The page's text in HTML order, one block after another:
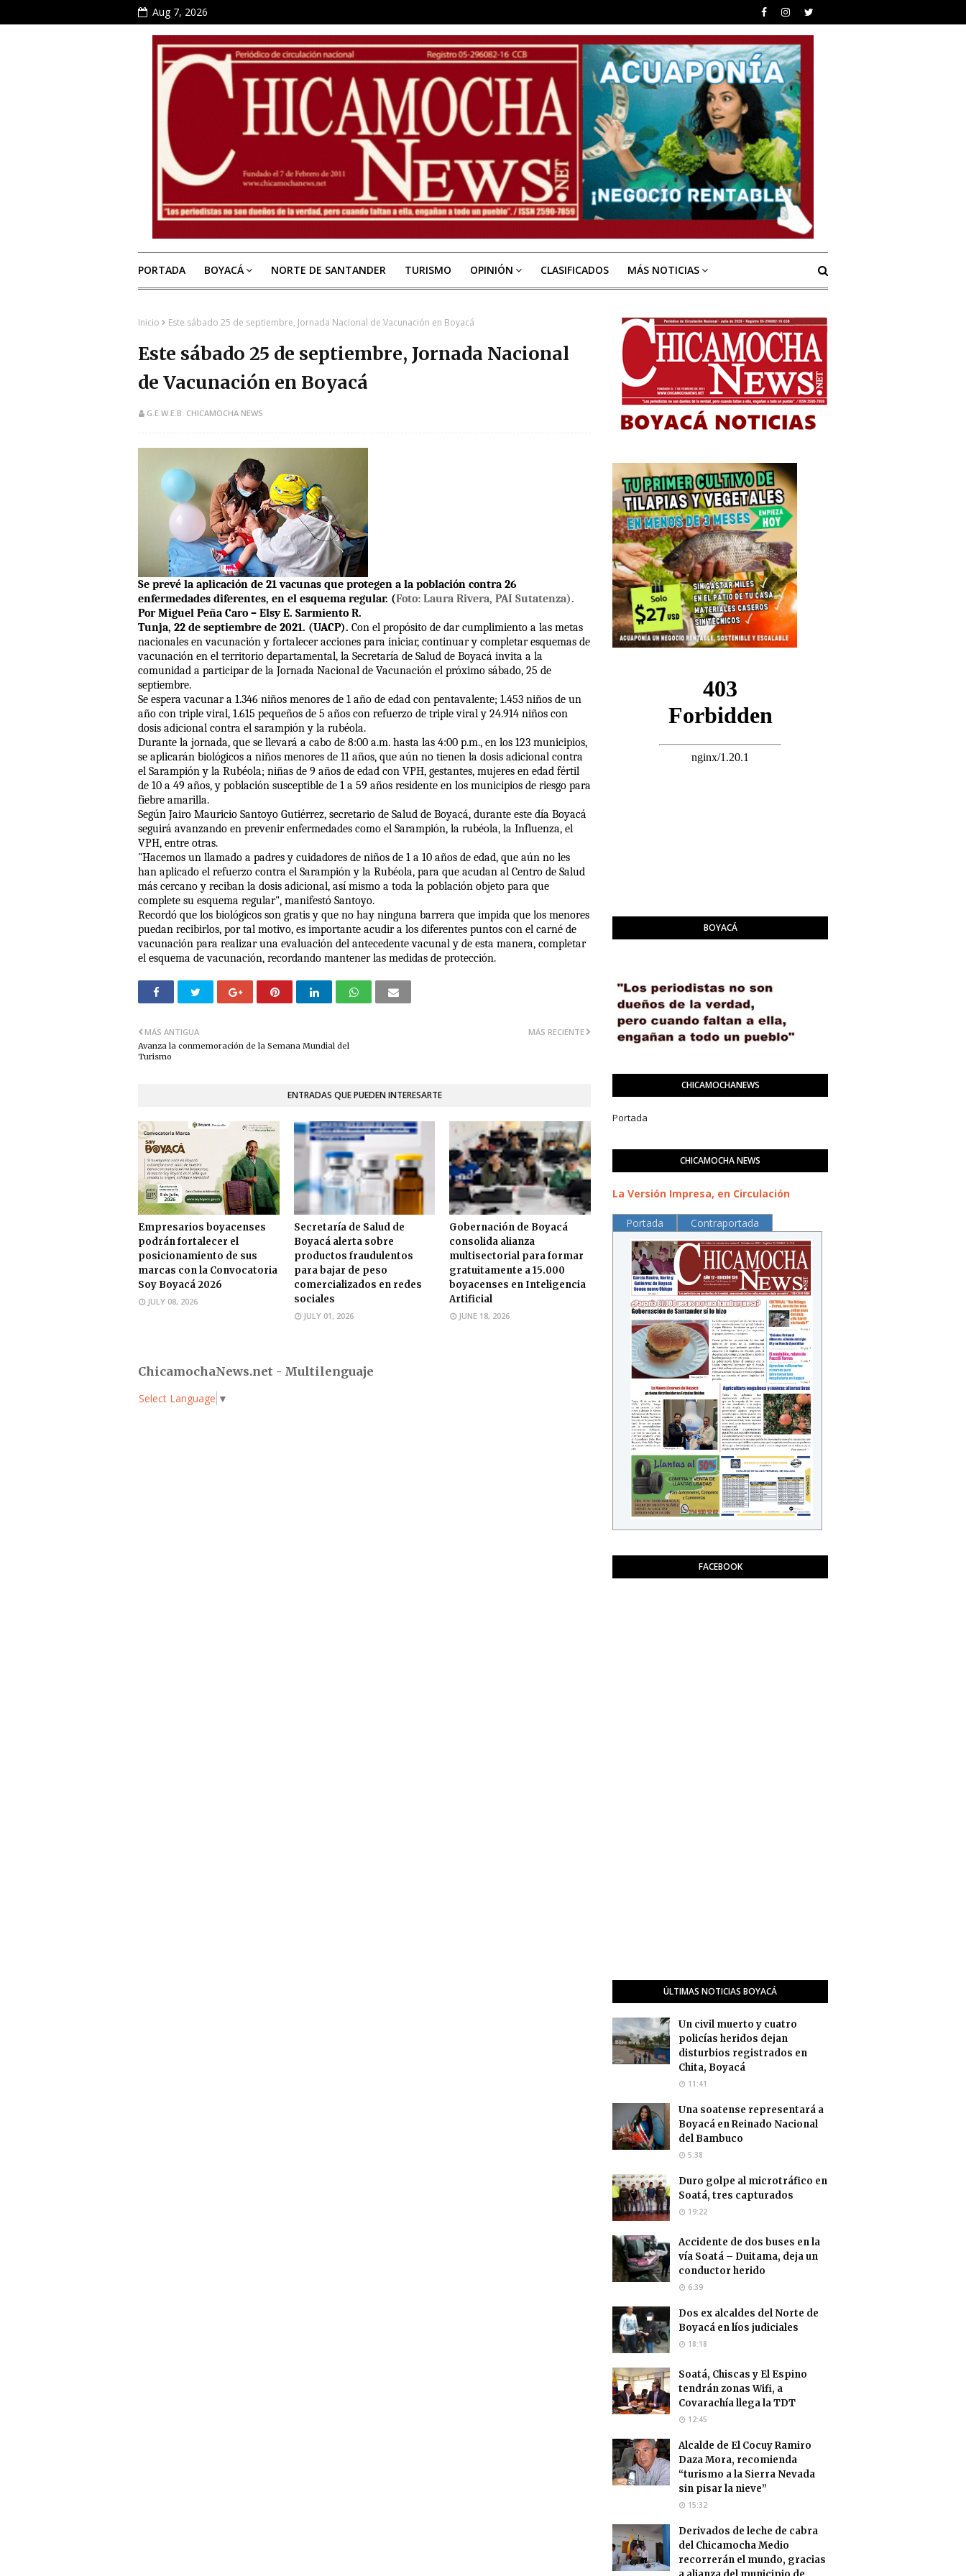
Aug 7, 2026
PORTADA BOYACÁ NORTE DE SANTANDER TURISMO OPINIÓN CLASIFICADOS MÁS NOTICIAS
Inicio Este sábado 25 de septiembre, Jornada Nacional de Vacunación en Boyacá
Este sábado 25 de septiembre, Jornada Nacional
de Vacunación en Boyacá
G.E.W.E.B. CHICAMOCHA NEWS
Se prevé la aplicación de 21 vacunas que protegen a la población contra 26
enfermedades diferentes, en el esquema regular. (Foto: Laura Rivera, PAI Sutatenza).
Por Miguel Peña Caro – Elsy E. Sarmiento R.
Tunja, 22 de septiembre de 2021. (UACP). Con el propósito de dar cumplimiento a las metas
nacionales en vacunación y fortalecer acciones para iniciar, continuar y completar esquemas de
vacunación en el territorio departamental, la Secretaría de Salud de Boyacá invita a la
comunidad a participar de la Jornada Nacional de Vacunación el próximo sábado, 25 de
septiembre.
Se espera vacunar a 1.346 niños menores de 1 año de edad con pentavalente; 1.453 niños de un
año con triple viral, 1.615 pequeños de 5 años con refuerzo de triple viral y 24.914 niños con
dosis adicional contra el sarampión y la rubéola.
Durante la jornada, que se llevará a cabo de 8:00 a.m. hasta las 4:00 p.m., en los 123 municipios,
se aplicarán biológicos a niños menores de 11 años, que aún no tienen la dosis adicional contra
el Sarampión y la Rubéola; niñas de 9 años de edad con VPH, gestantes, mujeres en edad fértil
de 10 a 49 años, y población susceptible de 1 a 59 años residente en los municipios de riesgo para
fiebre amarilla.
Según Jairo Mauricio Santoyo Gutiérrez, secretario de Salud de Boyacá, durante este día Boyacá
seguirá avanzando en prevenir enfermedades como el Sarampión, la rubéola, la Influenza, el
VPH, entre otras.
"Hacemos un llamado a padres y cuidadores de niños de 1 a 10 años de edad, que aún no les
han aplicado el refuerzo contra el Sarampión y la Rubéola, para que acudan al Centro de Salud
más cercano y reciban la dosis adicional, así mismo a toda la población objeto para que
complete su esquema regular", manifestó Santoyo.
Recordó que los biológicos son gratis y que no hay ninguna barrera que impida que los menores
puedan recibirlos, por tal motivo, es importante acudir a los diferentes puntos con el carné de
vacunación para realizar una evaluación del antecedente vacunal y de esta manera, completar
el esquema de vacunación, recordando mantener las medidas de protección.
MÁS RECIENTE
MÁS ANTIGUA
Avanza la conmemoración de la Semana Mundial del
Turismo
ENTRADAS QUE PUEDEN INTERESARTE
Empresarios boyacenses
podrán fortalecer el
posicionamiento de sus
marcas con la Convocatoria
Soy Boyacá 2026
JULY 08, 2026
Secretaría de Salud de
Boyacá alerta sobre
productos fraudulentos
para bajar de peso
comercializados en redes
sociales
JULY 01, 2026
Gobernación de Boyacá
consolida alianza
multisectorial para formar
gratuitamente a 15.000
boyacenses en Inteligencia
Artificial
JUNE 18, 2026
ChicamochaNews.net - Multilenguaje
Select Language ▼
BOYACÁ
CHICAMOCHANEWS
Portada
CHICAMOCHA NEWS
La Versión Impresa, en Circulación
Portada Contraportada
FACEBOOK
ÚLTIMAS NOTICIAS BOYACÁ
Un civil muerto y cuatro
policías heridos dejan
disturbios registrados en
Chita, Boyacá
11:41
Una soatense representará a
Boyacá en Reinado Nacional
del Bambuco
5:38
Duro golpe al microtráfico en
Soatá, tres capturados
19:22
Accidente de dos buses en la
vía Soatá – Duitama, deja un
conductor herido
6:39
Dos ex alcaldes del Norte de
Boyacá en líos judiciales
18:18
Soatá, Chiscas y El Espino
tendrán zonas Wifi, a
Covarachía llega la TDT
12:45
Alcalde de El Cocuy Ramiro
Daza Mora, recomienda
“turismo a la Sierra Nevada
sin pisar la nieve”
15:32
Derivados de leche de cabra
del Chicamocha Medio
recorrerán el mundo, gracias